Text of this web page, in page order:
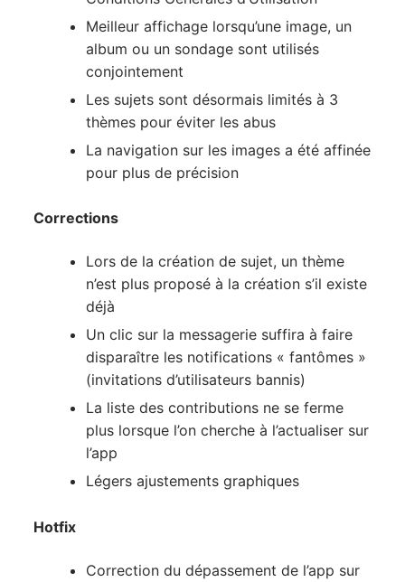
Meilleur affichage lorsqu’une image, un
album ou un sondage sont utilisés
conjointement
Les sujets sont désormais limités à 3
thèmes pour éviter les abus
La navigation sur les images a été affinée
pour plus de précision
Corrections
Lors de la création de sujet, un thème
n’est plus proposé à la création s’il existe
déjà
Un clic sur la messagerie suffira à faire
disparaître les notifications « fantômes »
(invitations d’utilisateurs bannis)
La liste des contributions ne se ferme
plus lorsque l’on cherche à l’actualiser sur
l’app
Légers ajustements graphiques
Hotfix
Correction du dépassement de l’app sur